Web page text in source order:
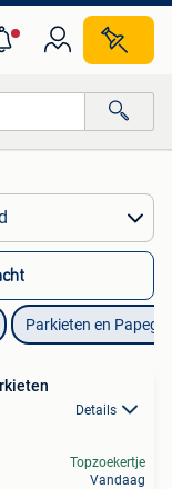
Parkieten en
Details
Topzoekertje
Vandaag